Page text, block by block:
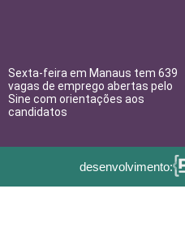
Sexta-feira em Manaus tem 639
vagas de emprego abertas pelo
Sine com orientações aos
candidatos
desenvolvimento: